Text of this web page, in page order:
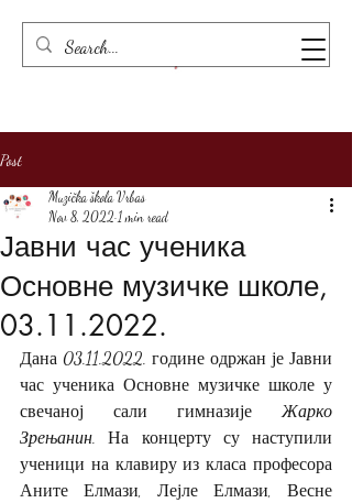
Post
Јавни час ученика
Основне музичке школе,
03.11.2022.
Muzička škola Vrbas
Nov 8, 2022 1 min read
Дана 03.11.2022. године одржан је Јавни
час ученика Основне музичке школе у
свечаној сали гимназије Жарко
Зрењанин. На концерту су наступили
ученици на клавиру из класа професора
Аните Елмази, Лејле Елмази, Весне